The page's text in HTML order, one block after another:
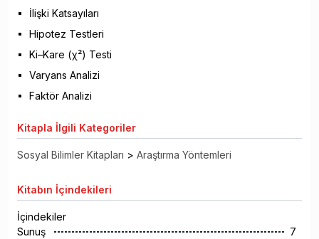
İlişki Katsayıları
Hipotez Testleri
Ki–Kare (χ²) Testi
Varyans Analizi
Faktör Analizi
Kitapla İlgili Kategoriler
Sosyal Bilimler Kitapları > Araştırma Yöntemleri
Kitabın İçindekileri
İçindekiler
Sunuş
7